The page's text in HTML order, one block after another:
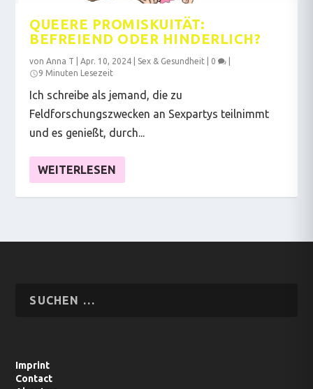
QUEERE PROMISKUITÄT:
BEFREIEND ODER HINDERLICH?
vonAnna T |Apr. 10, 2024 Sex & Gesundheit 0
9 Minuten Lesezeit
Ich schreibe als jemand, die zu
Feldforschungszwecken an Sexpartys teilnimmt
und es genießt, durch...
WEITERLESEN
Imprint
Contact